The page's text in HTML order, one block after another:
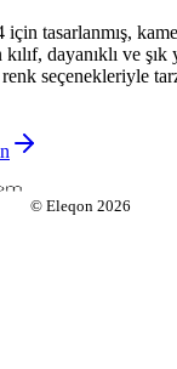
için tasarlanmış,
dayanıklı ve şık
seçenekleriyle
© Eleqon 2026